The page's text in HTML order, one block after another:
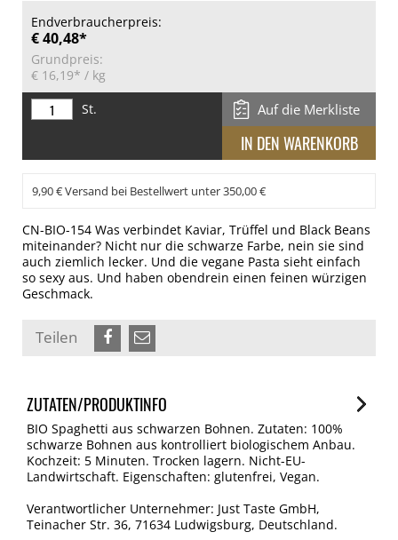
Endverbraucherpreis:
€ 40,48*
Grundpreis:
€ 16,19* / kg
St.
Auf die Merkliste
9,90 € Versand bei Bestellwert unter 350,00 €
CN-BIO-154 Was verbindet Kaviar, Trüffel und Black Beans
miteinander? Nicht nur die schwarze Farbe, nein sie sind
auch ziemlich lecker. Und die vegane Pasta sieht einfach
so sexy aus. Und haben obendrein einen feinen würzigen
Geschmack.
Teilen
ZUTATEN/PRODUKTINFO
BIO Spaghetti aus schwarzen Bohnen. Zutaten: 100%
schwarze Bohnen aus kontrolliert biologischem Anbau.
Kochzeit: 5 Minuten. Trocken lagern. Nicht-EU-
Landwirtschaft. Eigenschaften: glutenfrei, Vegan.
Verantwortlicher Unternehmer: Just Taste GmbH,
Teinacher Str. 36, 71634 Ludwigsburg, Deutschland.